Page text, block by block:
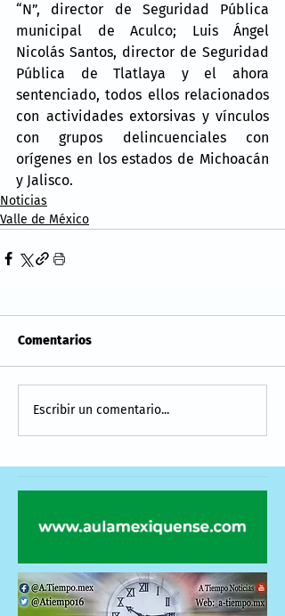
“N”, director de Seguridad Pública
municipal de Aculco; Luis Ángel
Nicolás Santos, director de Seguridad
Pública de Tlatlaya y el ahora
sentenciado, todos ellos relacionados
con actividades extorsivas y vínculos
con grupos delincuenciales con
orígenes en los estados de Michoacán
y Jalisco.
Noticias
Valle de México
Comentarios
Escribir un comentario...